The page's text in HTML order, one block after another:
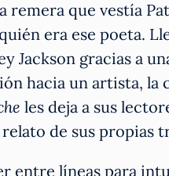
que vestía
era ese poeta.
Jackson gracias a
hacia un artista,
les deja a sus
de sus propias
entre líneas para